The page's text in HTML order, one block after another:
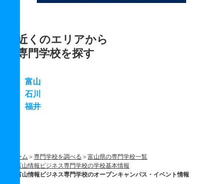
近くのエリアから
専門学校を探す
富山
石川
福井
ホーム 専門学校を調べる
富山県の専門学校一覧
富山情報ビジネス専門学校の学校基本情報
富山情報ビジネス専門学校のオープンキャンパス・イベント情報